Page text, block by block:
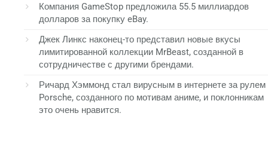
Компания GameStop предложила 55.5 миллиардов
долларов за покупку eBay.
Джек Линкс наконец-то представил новые вкусы
лимитированной коллекции MrBeast, созданной в
сотрудничестве с другими брендами.
Ричард Хэммонд стал вирусным в интернете за рулем
Porsche, созданного по мотивам аниме, и поклонникам
это очень нравится.